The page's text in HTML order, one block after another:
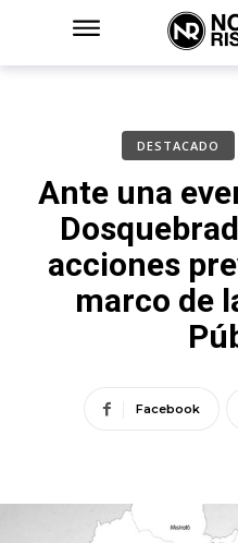
DESTACADO
Ante una
acciones
marco de
Facebook